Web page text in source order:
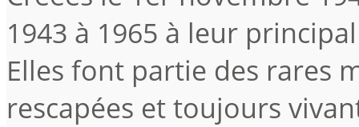
1943 à 1965 à leur
Elles font partie des rares
rescapées et toujours